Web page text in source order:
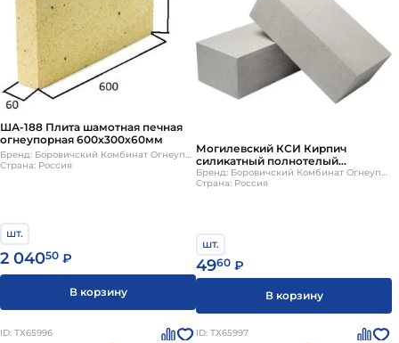
ША-188 Плита шамотная печная
огнеупорная 600х300х60мм
Бренд: Боровичский Комбинат Огнеупоров
Страна: Россия
шт.
2 04050 ₽
В корзину
Могилевский КСИ Кирпич
силикатный полнотелый
250х120х65мм 360шт/пд
Бренд: Боровичский Комбинат Огнеупоров
Страна: Россия
шт.
4960 ₽
В корзину
ID: ТХ65996 ID: ТХ65997